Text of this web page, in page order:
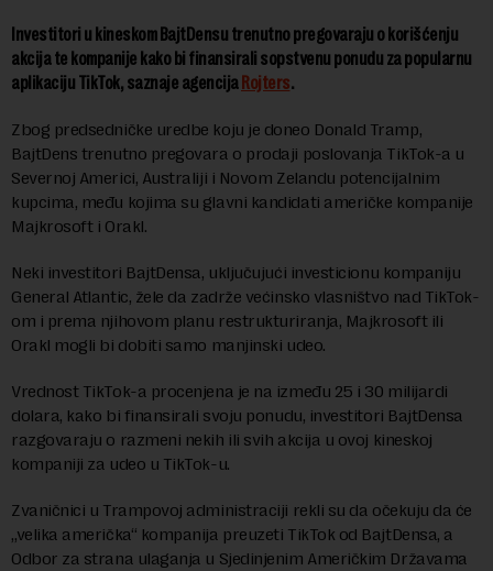
Investitori u kineskom BajtDensu trenutno pregovaraju o korišćenju
akcija te kompanije kako bi finansirali sopstvenu ponudu za popularnu
aplikaciju TikTok, saznaje agencija Rojters.
Zbog predsedničke uredbe koju je doneo Donald Tramp,
BajtDens trenutno pregovara o prodaji poslovanja TikTok-a u
Severnoj Americi, Australiji i Novom Zelandu potencijalnim
kupcima, među kojima su glavni kandidati američke kompanije
Majkrosoft i Orakl.
Neki investitori BajtDensa, uključujući investicionu kompaniju
General Atlantic, žele da zadrže većinsko vlasništvo nad TikTok-
om i prema njihovom planu restrukturiranja, Majkrosoft ili
Orakl mogli bi dobiti samo manjinski udeo.
Vrednost TikTok-a procenjena je na između 25 i 30 milijardi
dolara, kako bi finansirali svoju ponudu, investitori BajtDensa
razgovaraju o razmeni nekih ili svih akcija u ovoj kineskoj
kompaniji za udeo u TikTok-u.
Zvaničnici u Trampovoj administraciji rekli su da očekuju da će
„velika američka“ kompanija preuzeti TikTok od BajtDensa, a
Odbor za strana ulaganja u Sjedinjenim Američkim Državama